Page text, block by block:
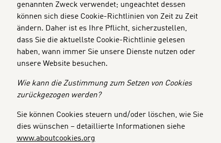
genannten Zweck verwendet; ungeachtet dessen
können sich diese Cookie-Richtlinien von Zeit zu Zeit
ändern. Daher ist es Ihre Pflicht, sicherzustellen,
dass Sie die aktuellste Cookie-Richtlinie gelesen
haben, wann immer Sie unsere Dienste nutzen oder
unsere Website besuchen.
Wie kann die Zustimmung zum Setzen von Cookies
zurückgezogen werden?
Sie können Cookies steuern und/oder löschen, wie Sie
dies wünschen – detaillierte Informationen siehe
www.aboutcookies.org